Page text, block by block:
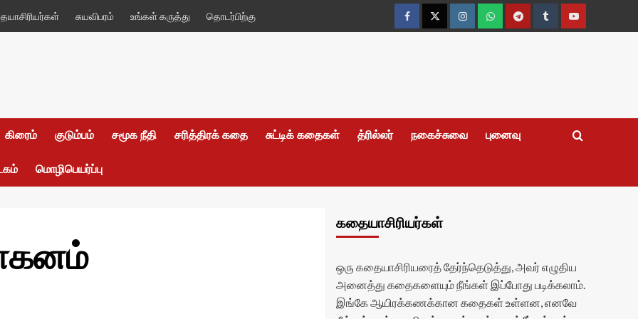
சுயவிபரம் உங்கள் கருத்து தொடர்பிற்கு
FacebookTwitterInstagramWhatsappTelegramTumblrYouTube
கிரைம் குடும்பம் சமூக நீதி சரித்திரக் கதை சுட்டிக் கதைகள் த்ரில்லர் நகைச்சுவை புனைவு
மொழிபெயர்ப்பு
கதையாசிரியர்கள்
ஒரு கதையாசிரியரைத் தேர்ந்தெடுத்து, அவர் எழுதிய
அனைத்து கதைகளையும் நீங்கள் இப்போது படிக்கலாம்.
இங்கே ஆயிரக்கணக்கான கதைகள் உள்ளன, எனவே